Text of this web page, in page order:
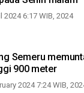
2024 6:17 WIB, 2024
Semeru
900 meter
2024 7:24 WIB,